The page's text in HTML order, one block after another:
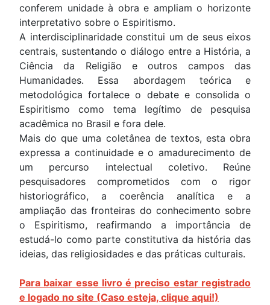
conferem unidade à obra e ampliam o horizonte
interpretativo sobre o Espiritismo.
A interdisciplinaridade constitui um de seus eixos
centrais, sustentando o diálogo entre a História, a
Ciência da Religião e outros campos das
Humanidades. Essa abordagem teórica e
metodológica fortalece o debate e consolida o
Espiritismo como tema legítimo de pesquisa
acadêmica no Brasil e fora dele.
Mais do que uma coletânea de textos, esta obra
expressa a continuidade e o amadurecimento de
um percurso intelectual coletivo. Reúne
pesquisadores comprometidos com o rigor
historiográfico, a coerência analítica e a
ampliação das fronteiras do conhecimento sobre
o Espiritismo, reafirmando a importância de
estudá-lo como parte constitutiva da história das
ideias, das religiosidades e das práticas culturais.
Para baixar esse livro é preciso estar registrado
e logado no site (Caso esteja, clique aqui!)